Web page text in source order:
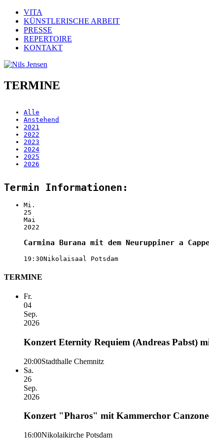
VITA
KÜNSTLERISCHE ARBEIT
PRESSE
REPERTOIRE
KONTAKT
TERMINE
Alle
Anstehend
2021
2022
2023
2024
2025
2026
Termin Informationen:
Mi.
25
Mai
2022
Carmina Burana mit dem Neuruppiner a
19:30Nikolaisaal Potsdam
TERMINE
Fr.
04
Sep.
2026
Konzert Eternity Requiem (Andreas Pabst)
20:00Stadthalle Chemnitz
Sa.
26
Sep.
2026
Konzert "Pharos" mit Kammerchor
16:00Nikolaikirche Potsdam